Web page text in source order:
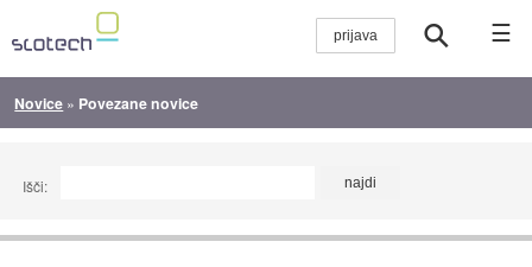
☰
Novice » Povezane novice
Išči: